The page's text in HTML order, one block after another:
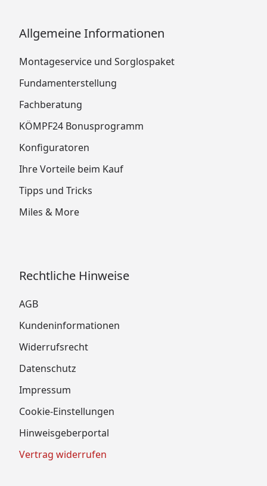
Allgemeine Informationen
Montageservice und Sorglospaket
Fundamenterstellung
Fachberatung
KÖMPF24 Bonusprogramm
Konfiguratoren
Ihre Vorteile beim Kauf
Tipps und Tricks
Miles & More
Rechtliche Hinweise
AGB
Kundeninformationen
Widerrufsrecht
Datenschutz
Impressum
Cookie-Einstellungen
Hinweisgeberportal
Vertrag widerrufen